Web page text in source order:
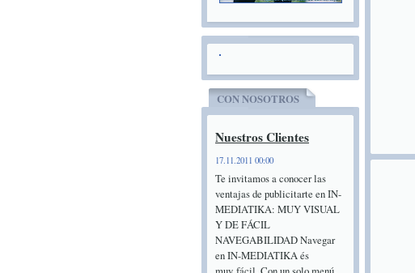
CON NOSOTROS
Nuestros Clientes
17.11.2011 00:00
Te invitamos a conocer las
ventajas de publicitarte en IN-
MEDIATIKA: MUY VISUAL
Y DE FÁCIL
NAVEGABILIDAD Navegar
en IN-MEDIATIKA és